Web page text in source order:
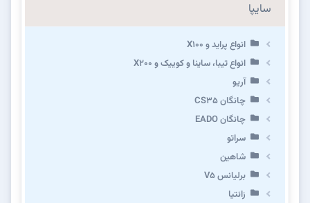
سایپا
انواع پراید و X100
انواع تیبا، ساینا و کوییک و X200
آریو
چانگان CS35
چانگان EADO
سراتو
شاهین
برلیانس V5
زانتیا